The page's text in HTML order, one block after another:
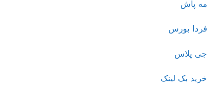
مه پاش
فردا بورس
جی پلاس
خرید بک لینک